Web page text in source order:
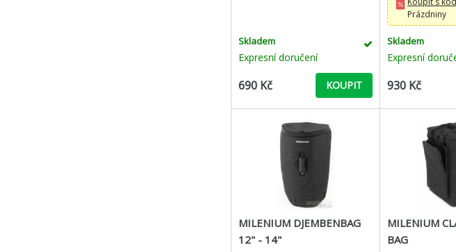
Skladem
Expresní doručení
690 Kč KOUPIT
Prázdniny
Skladem
Expresní
930 Kč
MILENIUM DJEMBENBAG
12" - 14"
MILENIUM
BAG